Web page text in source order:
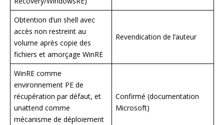
Obtention d’un shell avec
accès non restreint au
volume après copie des
fichiers et amorçage WinRE
Revendication de l’auteur
WinRE comme
environnement PE de
récupération par défaut, et
unattend comme
mécanisme de déploiement
Confirmé (documentation
Microsoft)